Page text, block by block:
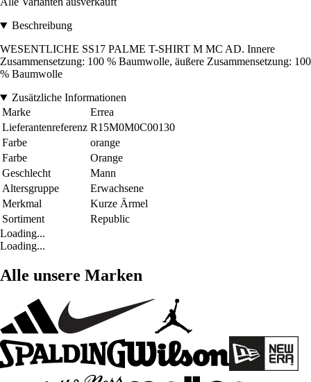
Beschreibung
WESENTLICHE SS17 PALME T-SHIRT M MC AD. Innere
Zusammensetzung: 100 % Baumwolle, äußere Zusammensetzung: 100
% Baumwolle
Zusätzliche Informationen
Marke
Errea
Lieferantenreferenz R15M0M0C00130
Farbe
orange
Farbe
Orange
Geschlecht
Mann
Altersgruppe
Erwachsene
Merkmal
Kurze Ärmel
Sortiment
Republic
Loading...
Loading...
Alle unsere Marken